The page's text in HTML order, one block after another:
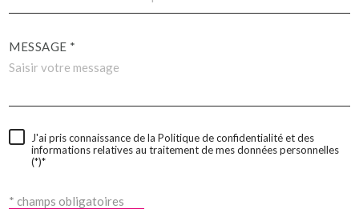
MESSAGE *
J'ai pris connaissance de la Politique de confidentialité et des
informations relatives au traitement de mes données personnelles
(*)*
* champs obligatoires